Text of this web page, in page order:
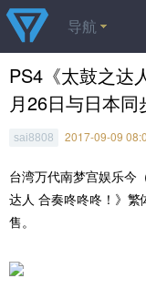
导航
PS4《太鼓之达
月26日与日本同
sai8808 2017-09-09
台湾万代南梦宫娱乐今
达人 合奏咚咚咚！》
售。